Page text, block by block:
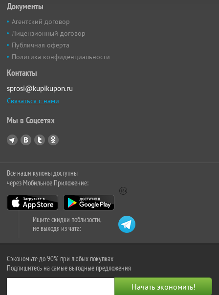
Документы
Агентский договор
Лицензионный договор
Публичная оферта
Политика конфиденциальности
Контакты
sprosi@kupikupon.ru
Связаться с нами
Мы в Соцсетях
Все наши купоны доступны
через Мобильное Приложение:
Ищите скидки поблизости,
не выходя из чата:
Сэкономьте до 90% при любых покупках
Подпишитесь на самые выгодные предложения